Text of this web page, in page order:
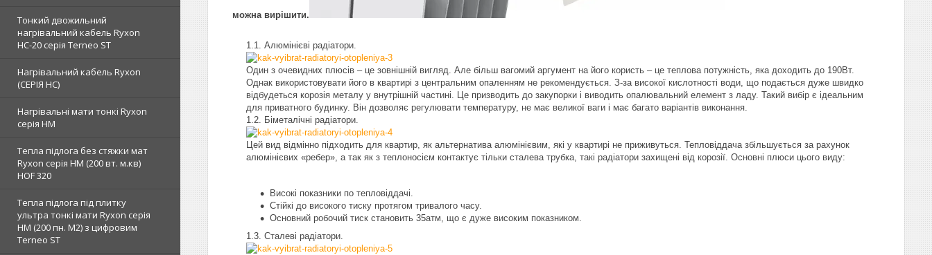
Тонкий двожильний
нагрівальний кабель Ryxon
HC-20 серія Terneo ST
Нагрівальний кабель Ryxon
(СЕРІЯ НС)
Нагрівальні мати тонкі Ryxon
серія НМ
Тепла підлога без стяжки мат
Ryxon серія НМ (200 вт. м.кв)
HOF 320
Тепла підлога під плитку
ультра тонкі мати Ryxon серія
НМ (200 пн. М2) з цифровим
Terneo ST
можна вирішити.
Алюмінієві радіатори.
Один з очевидних плюсів – це зовнішній вигляд. Але більш вагомий аргумент на його користь – це теплова потужність, яка доходить до 190Вт.
Однак використовувати його в квартирі з центральним опаленням не рекомендується. З-за високої кислотності води, що подається дуже швидко
відбудеться корозія металу у внутрішній частині. Це призводить до закупорки і виводить опалювальний елемент з ладу. Такий вибір є ідеальним
для приватного будинку. Він дозволяє регулювати температуру, не має великої ваги і має багато варіантів виконання.
Біметалічні радіатори.
Цей вид відмінно підходить для квартир, як альтернатива алюмінієвим, які у квартирі не приживуться. Тепловіддача збільшується за рахунок
алюмінієвих «ребер», а так як з теплоносієм контактує тільки сталева трубка, такі радіатори захищені від корозії. Основні плюси цього виду:
Високі показники по тепловіддачі.
Стійкі до високого тиску протягом тривалого часу.
Основний робочий тиск становить 35атм, що є дуже високим показником.
Сталеві радіатори.